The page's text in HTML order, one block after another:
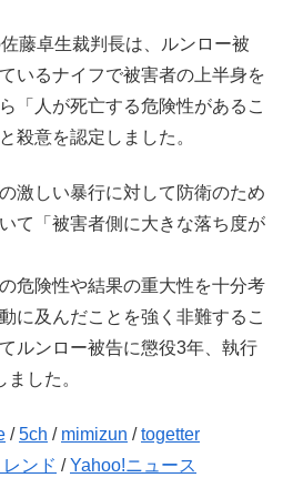
藤卓生裁判長は、ルンロー被
いるナイフで被害者の上半身を
「人が死亡する危険性があるこ
殺意を認定しました。
激しい暴行に対して防衛のため
て「被害者側に大きな落ち度が
危険性や結果の重大性を十分考
に及んだことを強く非難するこ
ルンロー被告に懲役3年、執行
した。
/5ch / mimizun /togetter
ンド /Yahoo!ニュース